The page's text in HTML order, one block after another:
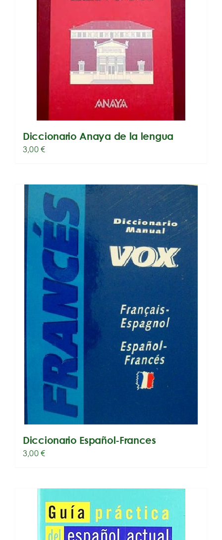
Diccionario Anaya de la lengua
3,00€
Diccionario Español-Frances
3,00€